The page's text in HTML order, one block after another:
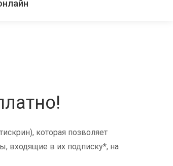
которая позволяет
входящие в их подписку*, на